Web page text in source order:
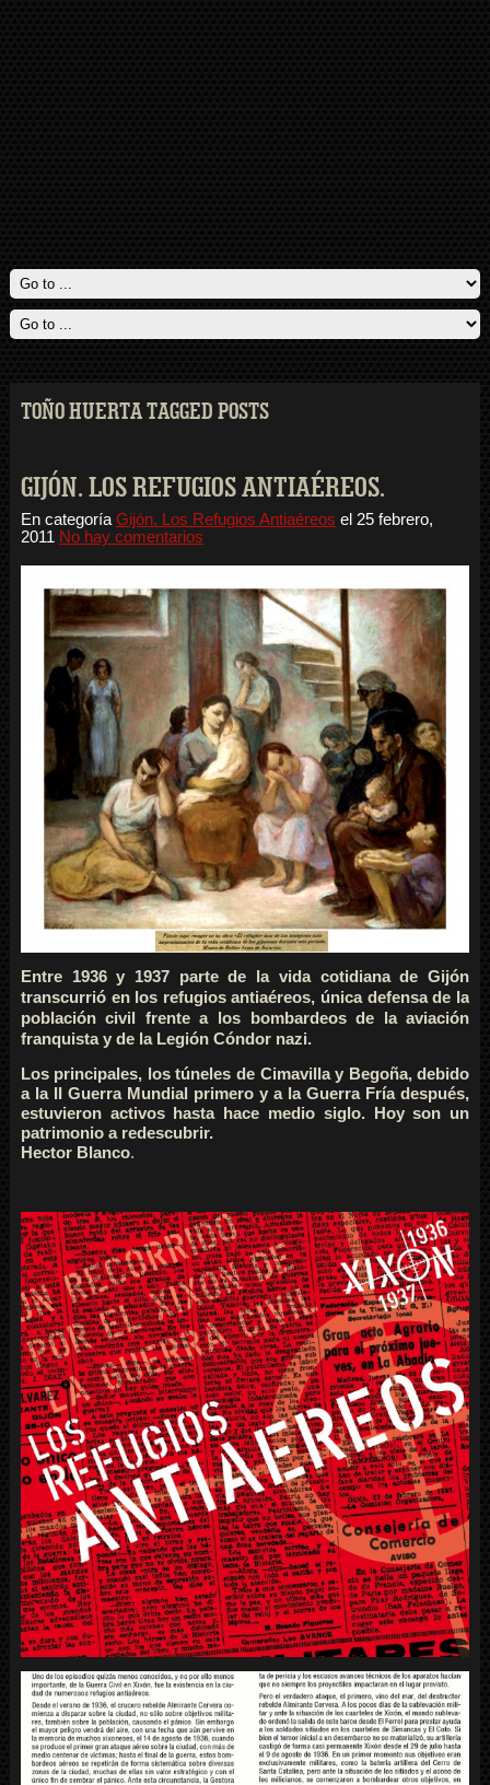
TOÑO HUERTA TAGGED POSTS
GIJÓN. LOS REFUGIOS ANTIAÉREOS.
En categoría Gijón. Los Refugios Antiaéreos el 25 febrero,
2011 No hay comentarios
Entre 1936 y 1937 parte de la vida cotidiana de Gijón
transcurrió en los refugios antiaéreos, única defensa de la
población civil frente a los bombardeos de la aviación
franquista y de la Legión Cóndor nazi.
Los principales, los túneles de Cimavilla y Begoña, debido
a la II Guerra Mundial primero y a la Guerra Fría después,
estuvieron activos hasta hace medio siglo. Hoy son un
patrimonio a redescubrir.
Hector Blanco.